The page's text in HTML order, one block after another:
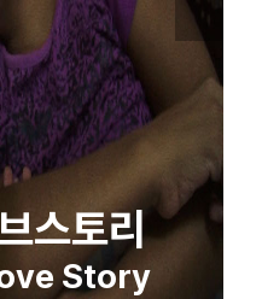
스토리
Story